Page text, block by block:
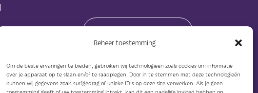
Beheer toestemming
Om de beste ervaringen te bieden, gebruiken wij technologieën zoals cookies om informatie
over je apparaat op te slaan en/of te raadplegen. Door in te stemmen met deze technologieën
kunnen wij gegevens zoals surfgedrag of unieke ID's op deze site verwerken. Als je geen
Abonneer